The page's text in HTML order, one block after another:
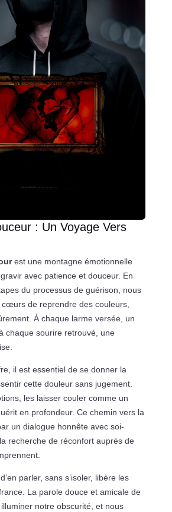
: Un Voyage Vers
est une montagne émotionnelle
avec patience et douceur. En
du processus de guérison, nous
de reprendre des couleurs,
À chaque larme versée, un
chaque sourire retrouvé, une
il est essentiel de se donner la
cette douleur sans jugement.
les laisser couler comme un
en profondeur. Ce chemin vers la
un dialogue honnête avec soi-
recherche de réconfort auprès de
parler, sans s’isoler, libère les
La parole douce et amicale de
notre obscurité, et nous